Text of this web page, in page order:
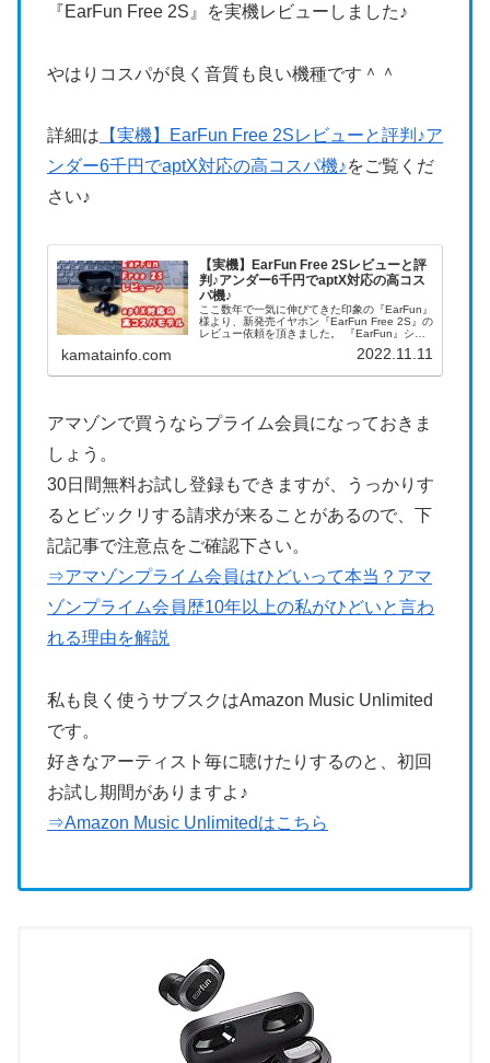
『EarFun Free 2S』を実機レビューしました♪
やはりコスパが良く音質も良い機種です＾＾
詳細は 【実機】EarFun Free 2Sレビューと評判♪ア
ンダー6千円でaptX対応の高コスパ機♪をご覧くだ
さい♪
【実機】EarFun Free 2Sレビューと評
判♪アンダー6千円でaptX対応の高コス
パ機♪
ここ数年で一気に伸びてきた印象の『EarFun』
様より、新発売イヤホン『EarFun Free 2S』の
レビュー依頼を頂きました。 『EarFun』シリ
っていたのでとても楽しみにしていました。 先
直にレビューを書きますね＾＾
kamatainfo.com 2022.11.11
アマゾンで買うならプライム会員になっておきま
しょう。
30日間無料お試し登録もできますが、うっかりす
るとビックリする請求が来ることがあるので、下
記記事で注意点をご確認下さい。
⇒アマゾンプライム会員はひどいって本当？アマ
ゾンプライム会員歴10年以上の私がひどいと言わ
れる理由を解説
私も良く使うサブスクはAmazon Music Unlimited
です。
好きなアーティスト毎に聴けたりするのと、初回
お試し期間がありますよ♪
⇒Amazon Music Unlimitedはこちら